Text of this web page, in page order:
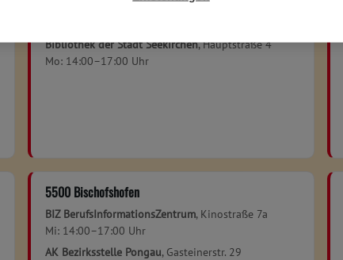
Bibliothek der Stadt Seekirchen, Hauptstraße 4
Mo: 14:00–17:00 Uhr
5500 Bischofshofen
BIZ BerufsInformationsZentrum, Kinostraße 7a
Mi: 14:00–17:00 Uhr
AK Bezirksstelle Pongau, Gasteinerstr. 29